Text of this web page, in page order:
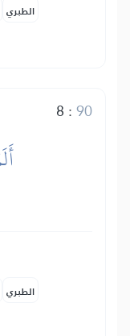
الطبري
8 :90
الطبري